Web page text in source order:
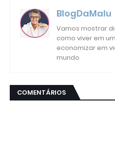
BlogDaMalu
Vamos mostrar
como viver em
economizar em
mundo
COMENTÁRIOS